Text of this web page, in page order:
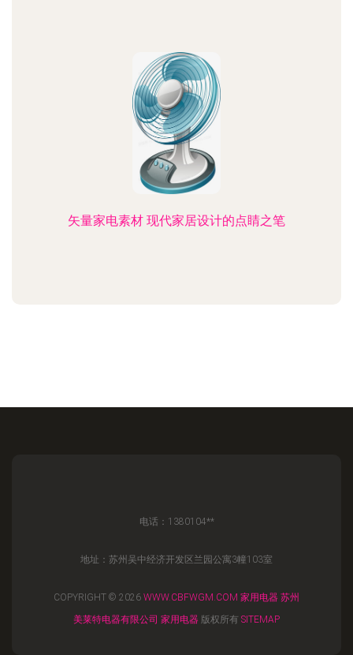
矢量家电素材 现代家居设计的点睛之笔
电话：1380104**
地址：苏州吴中经济开发区兰园公寓3幢103室
COPYRIGHT © 2026 WWW.CBFWGM.COM 家用电器 苏州
美莱特电器有限公司 家用电器 版权所有 SITEMAP